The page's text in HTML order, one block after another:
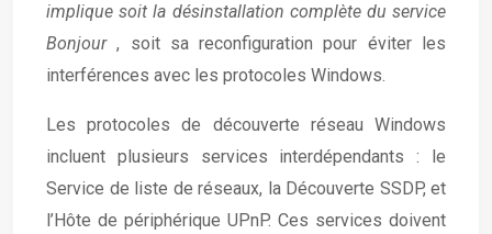
implique soit la désinstallation complète du service
Bonjour, soit sa reconfiguration pour éviter les
interférences avec les protocoles Windows.
Les protocoles de découverte réseau Windows
incluent plusieurs services interdépendants : le
Service de liste de réseaux, la Découverte SSDP, et
l’Hôte de périphérique UPnP. Ces services doivent